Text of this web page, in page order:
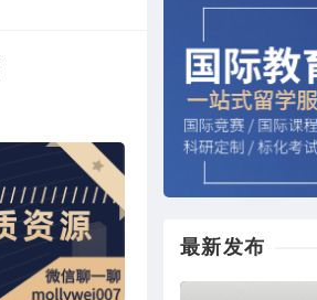
最新发布